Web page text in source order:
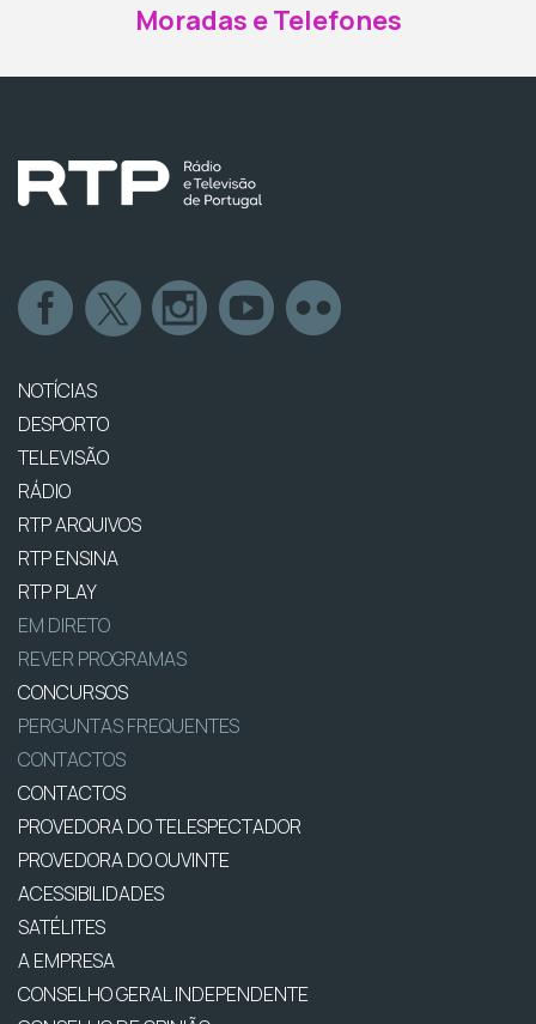
Moradas e Telefones
NOTÍCIAS
DESPORTO
TELEVISÃO
RÁDIO
RTP ARQUIVOS
RTP ENSINA
RTP PLAY
EM DIRETO
REVER PROGRAMAS
CONCURSOS
PERGUNTAS FREQUENTES
CONTACTOS
CONTACTOS
PROVEDORA DO TELESPECTADOR
PROVEDORA DO OUVINTE
ACESSIBILIDADES
SATÉLITES
A EMPRESA
CONSELHO GERAL INDEPENDENTE